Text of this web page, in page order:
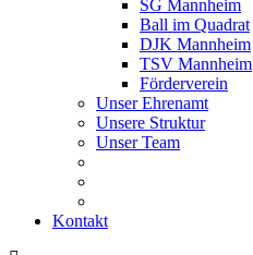
SG Mannheim
Ball im Quadrat
DJK Mannheim
TSV Mannheim
Förderverein
Unser Ehrenamt
Unsere Struktur
Unser Team
Kontakt